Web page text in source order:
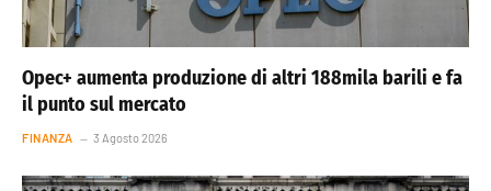
Opec+ aumenta produzione di altri 188mila barili e fa
il punto sul mercato
FINANZA 3 Agosto 2026